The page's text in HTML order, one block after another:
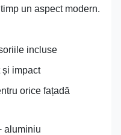
un aspect modern.
incluse
și impact
orice fațadă
aluminiu